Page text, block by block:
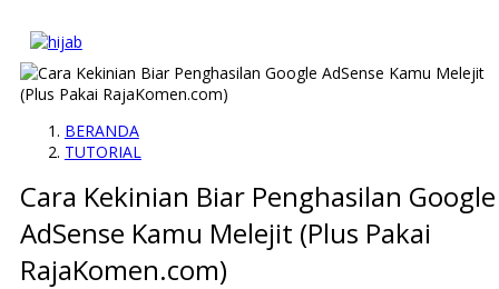
BERANDA
TUTORIAL
Cara Kekinian Biar Penghasilan Google
AdSense Kamu Melejit (Plus Pakai
RajaKomen.com)